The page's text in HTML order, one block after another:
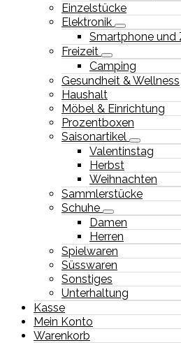
Einzelstücke
Elektronik
Smartphone und
Freizeit
Camping
Gesundheit & Wellness
Haushalt
Möbel & Einrichtung
Prozentboxen
Saisonartikel
Valentinstag
Herbst
Weihnachten
Sammlerstücke
Schuhe
Damen
Herren
Spielwaren
Süsswaren
Sonstiges
Unterhaltung
Kasse
Mein Konto
Warenkorb